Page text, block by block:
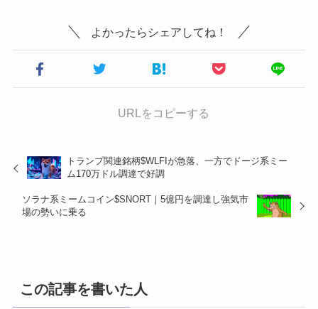
よかったらシェアしてね！
URLをコピーする
トランプ関連銘柄$WLFIが急落、一方でドージ系ミー
ム170万ドル調達で好調
ソラナ系ミームコイン$SNORT｜5億円を調達し強気市
場の勢いに乗る
この記事を書いた人